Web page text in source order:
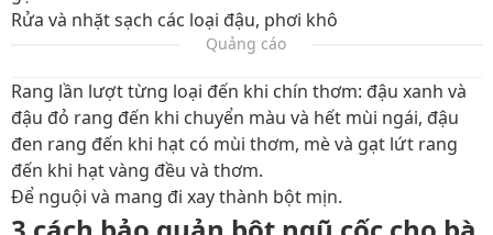
Rửa và nhặt sạch các loại đậu, phơi khô
Quảng cáo
Rang lần lượt từng loại đến khi chín thơm: đậu xanh và
đậu đỏ rang đến khi chuyển màu và hết mùi ngái, đậu
đen rang đến khi hạt có mùi thơm, mè và gạt lứt rang
đến khi hạt vàng đều và thơm.
Để nguội và mang đi xay thành bột mịn.